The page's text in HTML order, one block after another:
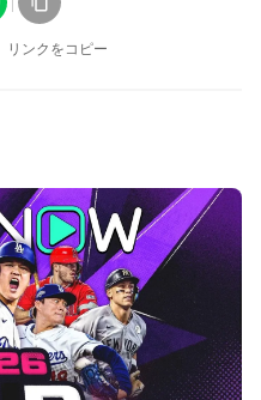
リンクをコピー